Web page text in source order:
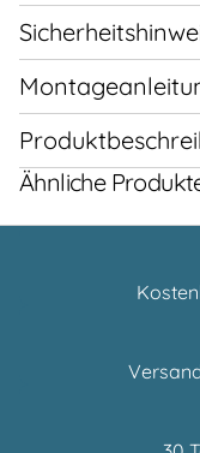
Ähnliche